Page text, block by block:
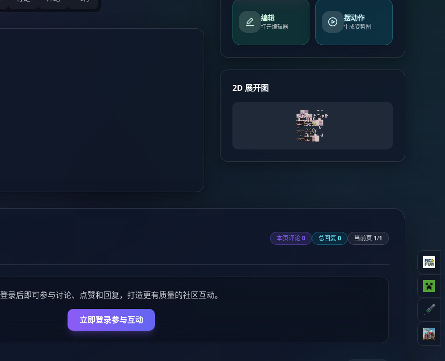
编辑
打开编辑器
摆动作
生成姿势图
2D 展开图
本页评论0 总回复 0 当前页 1/1
登录后即可参与讨论、点赞和回复，打造更有质量的社区互动。
立即登录参与互动